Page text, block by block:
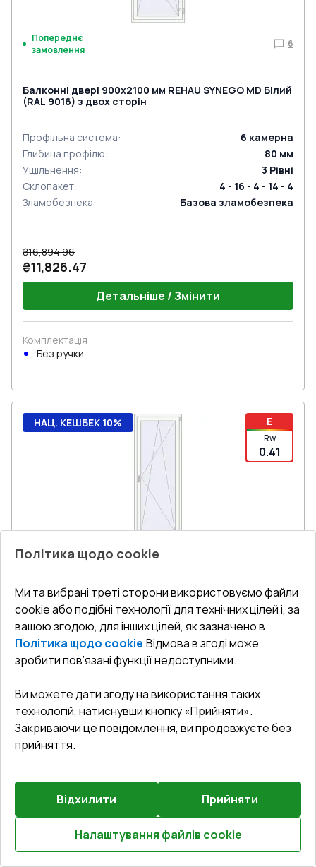
Розрахуй онлайн
Попереднє
замовлення
6
Балконні двері 900x2100 мм REHAU SYNEGO MD Білий
(RAL 9016) з двох сторін
Профільна система: 6 камерна
Глибина профілю: 80 мм
Ущільнення: 3 Рівні
Склопакет:
4 - 16 - 4 - 14 - 4
Зламобезпека: Базова зламобезпека
₴16,894.96
₴11,826.47
Детальніше / Змінити
Комплектація
Без ручки
E
Rw
0.41
НАЦ. КЕШБЕК 10%
Попереднє
Балконні двері 800x2100 мм REHAU Euro 60 Білий
(RAL 9016) з двох сторін
Профільна система:
Склопакет :
4 - 16 - 4
Зламобезпека : Базова зламобезпека
₴7,599.49
Детальніше / Змінити
Базова комплектація
Політика щодо cookie
Ми та вибрані треті сторони використовуємо файли
cookie або подібні технології для технічних цілей і, за
вашою згодою, для інших цілей, як зазначено в
Політика щодо cookie.Відмова в згоді може
зробити пов’язані функції недоступними.
Ви можете дати згоду на використання таких
технологій, натиснувши кнопку «Прийняти».
Закриваючи це повідомлення, ви продовжуєте без
прийняття.
Відхилити Прийняти
Налаштування файлів cookie